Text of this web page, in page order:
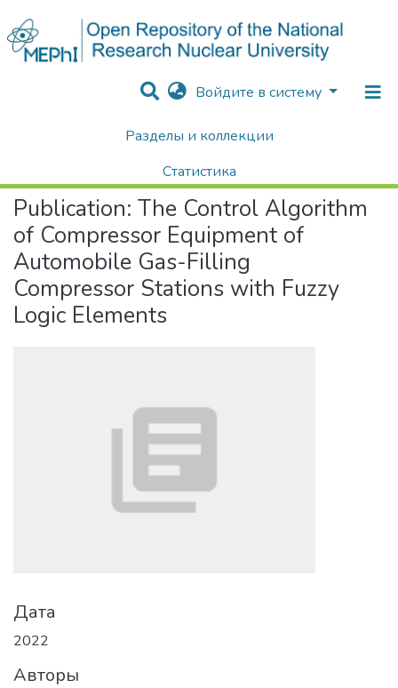
Войдите в систему
Разделы и коллекции
Статистика
Поиск
Научные публикации / Препринты
Publication: The Control Algorithm
of Compressor Equipment of
Automobile Gas-Filling
Compressor Stations with Fuzzy
Logic Elements
Дата
2022
Авторы